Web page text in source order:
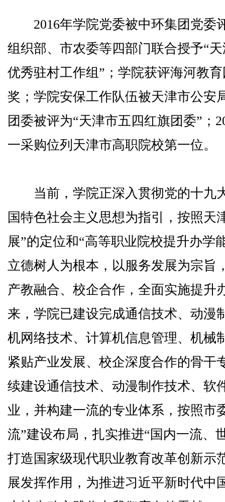
2016年学院党委被中环集团党委
组织部、市农委等四部门联合授予“
优秀驻村工作组”；学院获评海河教
奖；学院安保工作队伍被天津市公安
团委被评为“天津市五四红旗团委”；
一采购位列天津市高职院校第一位。
当前，学院正深入贯彻党的十九
国特色社会主义思想为指引，按照天
展”的定位和“高等职业院校提升办学
立德树人为根本，以服务发展为宗旨
产教融合、校企合作，全面实施提升
来，学院已建设完成通信技术、动漫
机网络技术、计算机信息管理、机械
紧贴产业发展、校企深度合作的骨干
续建设通信技术、动漫制作技术、软
业，并构建一流的专业体系，按照市
流”建设布局，扎实推进“国内一流、
打造国家级现代职业教育改革创新示
展发挥作用，为推进习近平新时代中